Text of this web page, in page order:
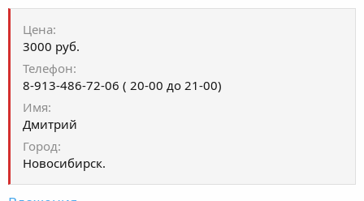
Цена
3000 руб.
Телефон
8-913-486-72-06 ( 20-00 до 21-00)
Имя
Дмитрий
Город
Новосибирск.